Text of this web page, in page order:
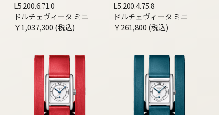
L5.200.6.71.0
ドルチェヴィータ ミニ
￥1,037,300 (税込)
L5.200.4.75.8
ドルチェヴィータ ミニ
￥261,800 (税込)